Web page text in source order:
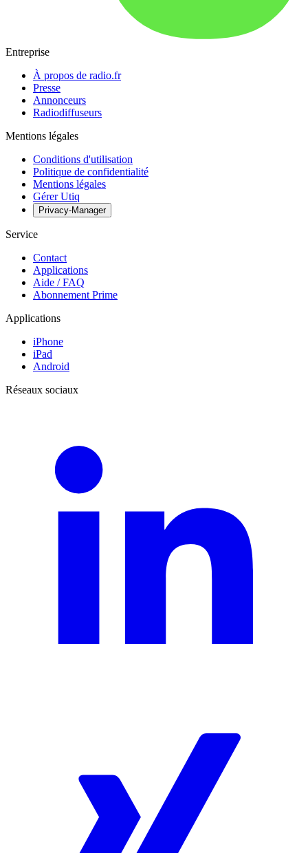
Entreprise
À propos de radio.fr
Presse
Annonceurs
Radiodiffuseurs
Mentions légales
Conditions d'utilisation
Politique de confidentialité
Mentions légales
Gérer Utiq
Privacy-Manager
Service
Contact
Applications
Aide / FAQ
Abonnement Prime
Applications
iPhone
iPad
Android
Réseaux sociaux